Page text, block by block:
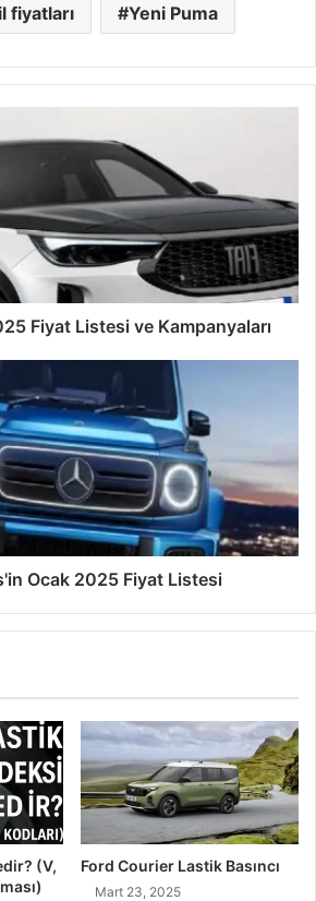
fiyatları Yeni Puma
Fiyat Listesi ve Kampanyaları
Ocak 2025 Fiyat Listesi
(V,
Ford Courier Lastik Basıncı
Mart 23, 2025